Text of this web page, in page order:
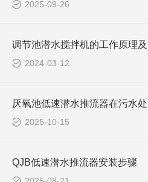
2025-09-26
2024-03-12
2025-10-15
QJB低速潜水推流器安装步骤